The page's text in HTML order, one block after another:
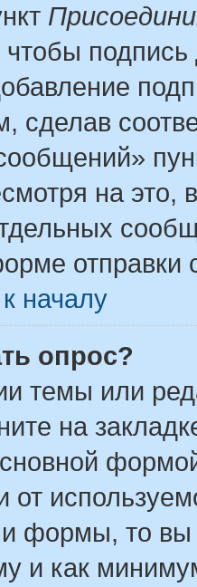
сделав
на это,
отправки
началу
опрос?
темы или
на
от
формы, то вы
и как